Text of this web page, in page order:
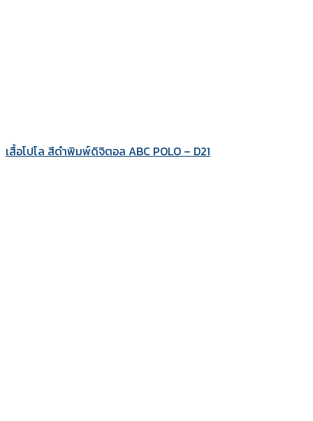
เสื้อโปโล สีดำพิมพ์ดิจิตอล ABC POLO – D21